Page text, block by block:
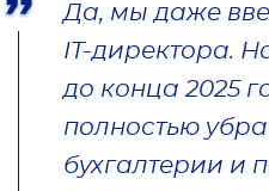
Да, мы даже
IT-директора.
до конца 2025
полностью
бухгалтерии и